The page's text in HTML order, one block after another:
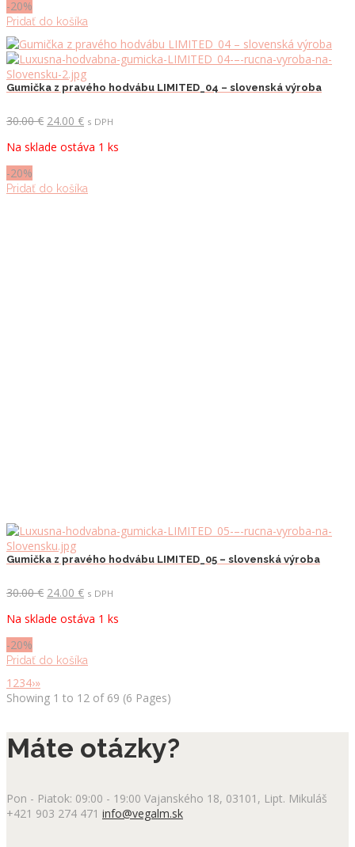
-20%
Pridať do košíka
Gumička z pravého hodvábu LIMITED_04 – slovenská výroba
30.00€ Pôvodná
bola:
24.00 €Aktuálna
je:
s DPH
Na sklade ostáva 1 ks
-20%
Pridať do košíka
Gumička z pravého hodvábu LIMITED_05 – slovenská výroba
30.00€ Pôvodná
bola:
24.00 €Aktuálna
je:
s DPH
Na sklade ostáva 1 ks
-20%
Pridať do košíka
1 234›»
Showing 1 to 12 of 69 (6 Pages)
Máte otázky?
Pon - Piatok: 09:00 - 19:00 Vajanského 18, 03101, Lipt. Mikuláš
+421 903 274 471 info@vegalm.sk